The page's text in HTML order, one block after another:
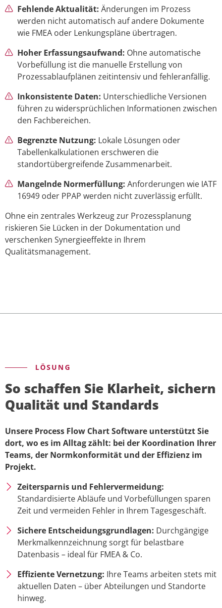
Fehlende Aktualität: Änderungen im Prozess
werden nicht automatisch auf andere Dokumente
wie FMEA oder Lenkungspläne übertragen.
Hoher Erfassungsaufwand: Ohne automatische
Vorbefüllung ist die manuelle Erstellung von
Prozessablaufplänen zeitintensiv und fehleranfällig.
Inkonsistente Daten: Unterschiedliche Versionen
führen zu widersprüchlichen Informationen zwischen
den Fachbereichen.
Begrenzte Nutzung: Lokale Lösungen oder
Tabellenkalkulationen erschweren die
standortübergreifende Zusammenarbeit.
Mangelnde Normerfüllung: Anforderungen wie IATF
16949 oder PPAP werden nicht zuverlässig erfüllt.
Ohne ein zentrales Werkzeug zur Prozessplanung
riskieren Sie Lücken in der Dokumentation und
verschenken Synergieeffekte in Ihrem
Qualitätsmanagement.
LÖSUNG
So schaffen Sie Klarheit, sichern
Qualität und Standards
Unsere Process Flow Chart Software unterstützt Sie
dort, wo es im Alltag zählt: bei der Koordination Ihrer
Teams, der Normkonformität und der Effizienz im
Projekt.
Zeitersparnis und Fehlervermeidung:
Standardisierte Abläufe und Vorbefüllungen sparen
Zeit und vermeiden Fehler in Ihrem Tagesgeschäft.
Sichere Entscheidungsgrundlagen: Durchgängige
Merkmalkennzeichnung sorgt für belastbare
Datenbasis – ideal für FMEA & Co.
Effiziente Vernetzung: Ihre Teams arbeiten stets mit
aktuellen Daten – über Abteilungen und Standorte
hinweg.